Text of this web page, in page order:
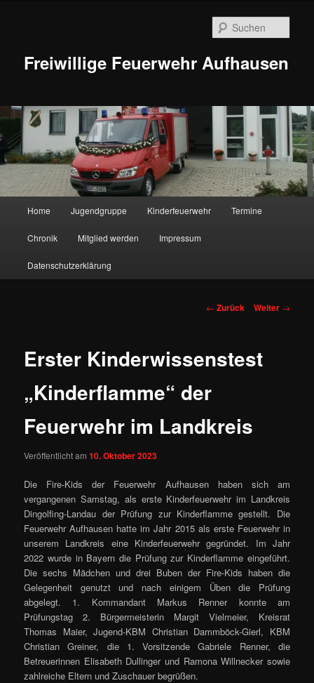
Freiwillige Feuerwehr Aufhausen
Home Jugendgruppe Kinderfeuerwehr Termine
Chronik Mitglied werden Impressum
Datenschutzerklärung
Beitragsnavigation
← Zurück Weiter →
Erster Kinderwissenstest
„Kinderflamme“ der
Feuerwehr im Landkreis
Veröffentlicht am10. Oktober 2023
Die Fire-Kids der Feuerwehr Aufhausen haben sich am
vergangenen Samstag, als erste Kinderfeuerwehr im Landkreis
Dingolfing-Landau der Prüfung zur Kinderflamme gestellt. Die
Feuerwehr Aufhausen hatte im Jahr 2015 als erste Feuerwehr in
unserem Landkreis eine Kinderfeuerwehr gegründet. Im Jahr
2022 wurde in Bayern die Prüfung zur Kinderflamme eingeführt.
Die sechs Mädchen und drei Buben der Fire-Kids haben die
Gelegenheit genutzt und nach einigem Üben die Prüfung
abgelegt. 1. Kommandant Markus Renner konnte am
Prüfungstag 2. Bürgermeisterin Margit Vielmeier, Kreisrat
Thomas Maier, Jugend-KBM Christian Dammböck-Gierl, KBM
Christian Greiner, die 1. Vorsitzende Gabriele Renner, die
Betreuerinnen Elisabeth Dullinger und Ramona Willnecker sowie
zahlreiche Eltern und Zuschauer begrüßen.